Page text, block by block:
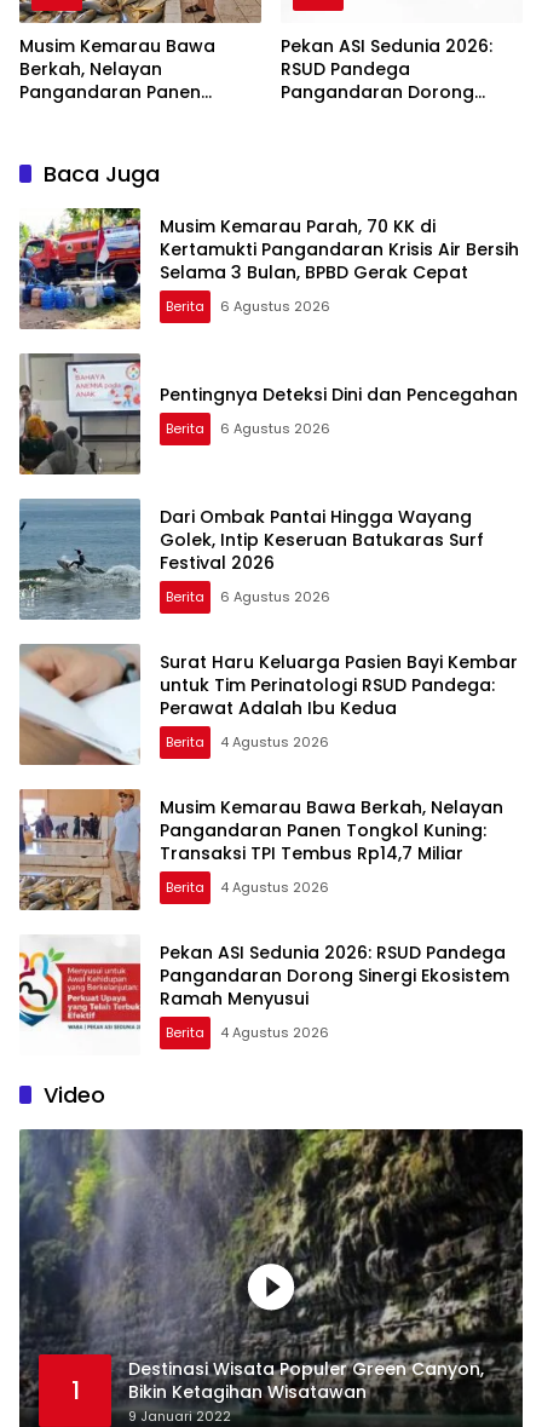
Musim Kemarau Bawa
Berkah, Nelayan
Pangandaran Panen
Pekan ASI Sedunia 2026:
RSUD Pandega
Pangandaran Dorong
Baca Juga
Musim Kemarau Parah, 70 KK di
Kertamukti Pangandaran Krisis Air Bersih
Selama 3 Bulan, BPBD Gerak Cepat
Berita 6 Agustus 2026
Pentingnya Deteksi Dini dan Pencegahan
Berita 6 Agustus 2026
Dari Ombak Pantai Hingga Wayang
Golek, Intip Keseruan Batukaras Surf
Festival 2026
Berita 6 Agustus 2026
Surat Haru Keluarga Pasien Bayi Kembar
untuk Tim Perinatologi RSUD Pandega:
Perawat Adalah Ibu Kedua
Berita 4 Agustus 2026
Musim Kemarau Bawa Berkah, Nelayan
Pangandaran Panen Tongkol Kuning:
Transaksi TPI Tembus Rp14,7 Miliar
Berita 4 Agustus 2026
Pekan ASI Sedunia 2026: RSUD Pandega
Pangandaran Dorong Sinergi Ekosistem
Ramah Menyusui
Berita 4 Agustus 2026
Video
1
Destinasi Wisata Populer Green Canyon,
Bikin Ketagihan Wisatawan
9 Januari 2022